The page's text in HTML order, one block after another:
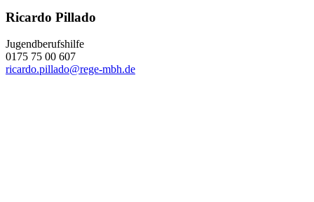
Ricardo Pillado
Jugendberufshilfe
0175 75 00 607
ricardo.pillado@rege-mbh.de